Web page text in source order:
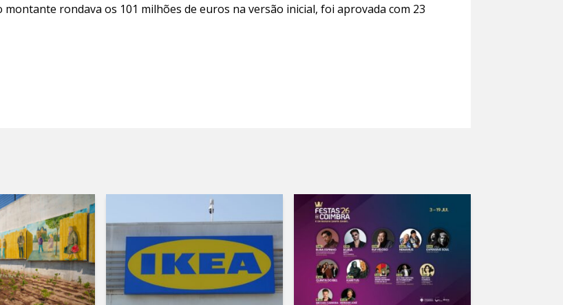
rondava os 101 milhões de euros na versão inicial, foi aprovada com 23